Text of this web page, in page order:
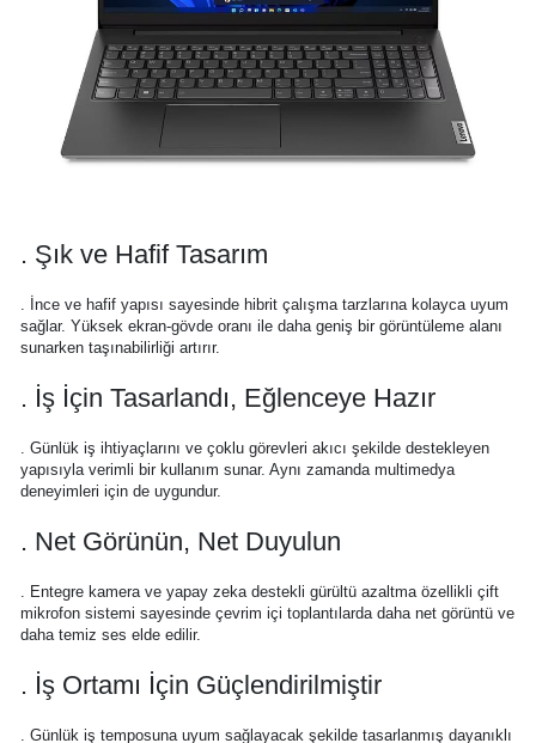
. Şık ve Hafif Tasarım
. İnce ve hafif yapısı sayesinde hibrit çalışma tarzlarına kolayca uyum
sağlar. Yüksek ekran-gövde oranı ile daha geniş bir görüntüleme alanı
sunarken taşınabilirliği artırır.
. İş İçin Tasarlandı, Eğlenceye Hazır
. Günlük iş ihtiyaçlarını ve çoklu görevleri akıcı şekilde destekleyen
yapısıyla verimli bir kullanım sunar. Aynı zamanda multimedya
deneyimleri için de uygundur.
. Net Görünün, Net Duyulun
. Entegre kamera ve yapay zeka destekli gürültü azaltma özellikli çift
mikrofon sistemi sayesinde çevrim içi toplantılarda daha net görüntü ve
daha temiz ses elde edilir.
. İş Ortamı İçin Güçlendirilmiştir
. Günlük iş temposuna uyum sağlayacak şekilde tasarlanmış dayanıklı